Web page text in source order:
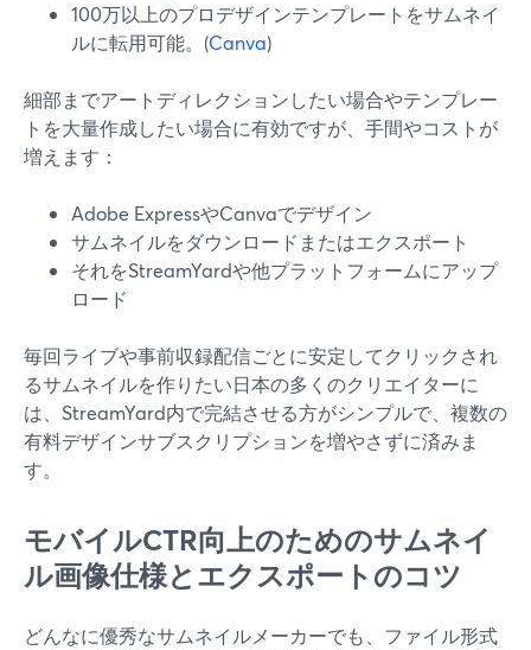
100万以上のプロデザインテンプレートをサムネイ
ルに転用可能。(Canva)
細部までアートディレクションしたい場合やテンプレー
トを大量作成したい場合に有効ですが、手間やコストが
増えます：
Adobe ExpressやCanvaでデザイン
サムネイルをダウンロードまたはエクスポート
それをStreamYardや他プラットフォームにアップ
ロード
毎回ライブや事前収録配信ごとに安定してクリックされ
るサムネイルを作りたい日本の多くのクリエイターに
は、StreamYard内で完結させる方がシンプルで、複数の
有料デザインサブスクリプションを増やさずに済みま
す。
モバイルCTR向上のためのサムネイ
ル画像仕様とエクスポートのコツ
どんなに優秀なサムネイルメーカーでも、ファイル形式